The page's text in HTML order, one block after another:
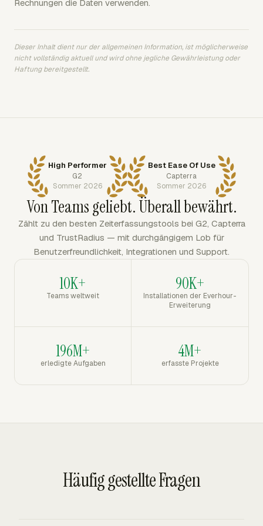
Rechnungen die Daten verwenden.
Dieser Inhalt dient nur der allgemeinen Information, ist möglicherweise
nicht vollständig aktuell und wird ohne jegliche Gewährleistung oder
Haftung bereitgestellt.
High Performer
G2
Sommer 2026
Best Ease Of Use
Capterra
Sommer 2026
Von Teams geliebt. Überall bewährt.
Zählt zu den besten Zeiterfassungstools bei G2, Capterra
und TrustRadius — mit durchgängigem Lob für
Benutzerfreundlichkeit, Integrationen und Support.
10K+
Teams weltweit
90K+
Installationen der Everhour-
Erweiterung
196M+
erledigte Aufgaben
4M+
erfasste Projekte
Häufig gestellte Fragen